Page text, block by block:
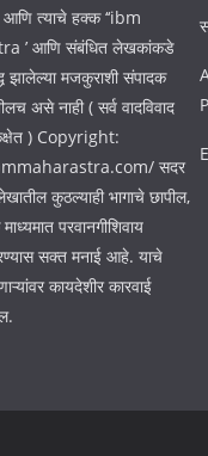
त्याचे हक्क ‘‘ibm
’ आणि संबंधित लेखकांकडे
झालेल्या मजकुराशी संपादक
असे नाही ( सर्व वादविवाद
) Copyright:
सदर
कुठल्याही भागाचे छापील,
परवानगीशिवाय
सक्त मनाई आहे. याचे
कायदेशीर कारवाई